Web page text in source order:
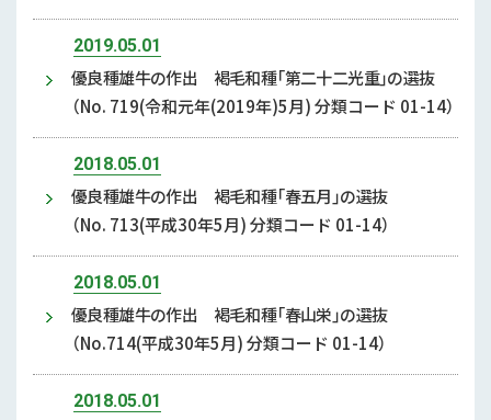
2019.05.01
優良種雄牛の作出 褐毛和種「第二十二光重」の選抜
（No. 719(令和元年(2019年)5月) 分類コード 01-14）
2018.05.01
優良種雄牛の作出 褐毛和種「春五月」の選抜
（No. 713(平成30年5月) 分類コード 01-14）
2018.05.01
優良種雄牛の作出 褐毛和種「春山栄」の選抜
（No.714(平成30年5月) 分類コード 01-14）
2018.05.01